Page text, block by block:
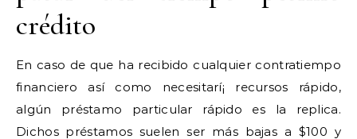
crédito
En caso de que ha recibido cualquier contratiempo
financiero así­ como necesitarí¡ recursos rápido,
algún préstamo particular rápido es la replica.
Dichos préstamos suelen ser más bajas a $100 y